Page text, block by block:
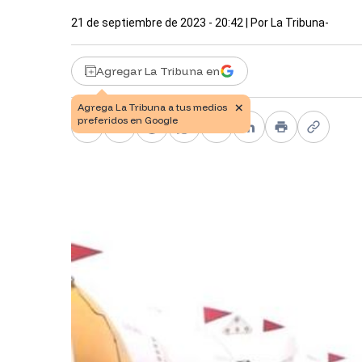
21 de septiembre de 2023 - 20:42 | Por La Tribuna-
Agregar La Tribuna en
Facebook
X TelegramWhatsApp
PinterestLinkedIn
PrintCopy